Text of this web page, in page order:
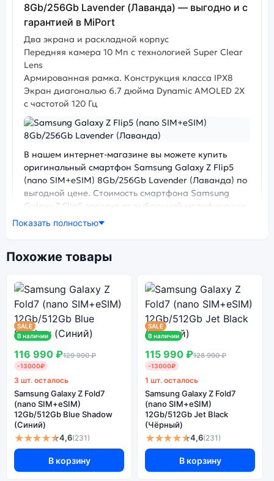
8Gb/256Gb Lavender (Лаванда) — выгодно и с
гарантией в MiPort
Два экрана и раскладной корпус
Передняя камера 10 Мп с технологией Super Clear
Lens
Армированная рамка. Конструкция класса IPX8
Экран диагональю 6.7 дюйма Dynamic AMOLED 2X
с частотой 120 Гц
В нашем интернет-магазине вы можете купить
оригинальный смартфон Samsung Galaxy Z Flip5
(nano SIM+eSIM) 8Gb/256Gb Lavender (Лаванда) по
выгодной цене. Стоимость смартфона Samsung
Galaxy Z Flip5 зависит от выбранной модификации.
смартфон Samsung Galaxy Z Flip5 (nano SIM+eSIM)
сочетание цены, производительности и дизайна.
Модель доступна в разных конфигурациях и цветах
— выбирайте под свои задачи.
Ознакомиться с детальными характеристиками
Samsung Galaxy Z Flip5 (nano SIM+eSIM) 8Gb/256Gb
Lavender (Лаванда) можно ниже, в разделе
«Характеристики». Если выбранной конфигурации
экспресс-доставка по Санкт-Петербургу и
самовывоз.
Почему стоит купить смартфон
Samsung Galaxy Z Flip5 (nano
Показать полностью
Похожие товары
SALE
В наличии
116 990 ₽129 990 ₽
-13000₽
3 шт. осталось
Samsung Galaxy Z Fold7
(nano SIM+eSIM)
12Gb/512Gb Blue Shadow
(Синий)
★★★★★4,6(231)
В корзину
SALE
В наличии
115 990 ₽128 990 ₽
-13000₽
1 шт. осталось
Samsung Galaxy Z Fold7
(nano SIM+eSIM)
12Gb/512Gb Jet Black
(Чёрный)
★★★★★4,6(231)
В корзину